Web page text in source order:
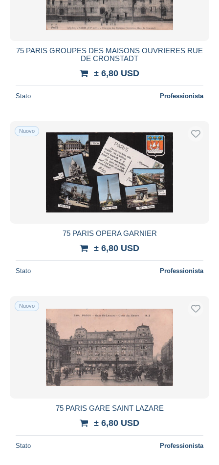
75 PARIS GROUPES DES MAISONS OUVRIERES RUE
DE CRONSTADT
± 6,80 USD
Stato Professionista
Nuovo
75 PARIS OPERA GARNIER
± 6,80 USD
Stato Professionista
Nuovo
75 PARIS GARE SAINT LAZARE
± 6,80 USD
Stato Professionista